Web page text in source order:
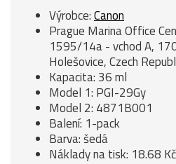
Výrobce:Canon
Prague Marina Office
1595/14a - vchod A,
Holešovice, Czech
Kapacita: 36 ml
Model 1: PGI-29Gy
Model 2: 4871B001
Balení: 1-pack
Barva: šedá
Náklady na tisk: 18.68